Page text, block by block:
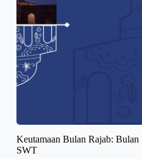
Keutamaan Bulan Rajab:
SWT